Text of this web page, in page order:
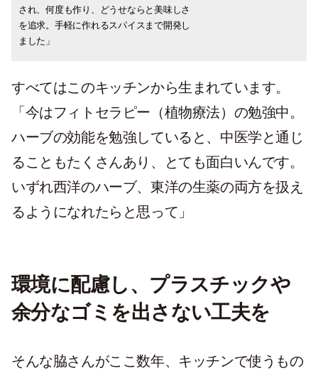
され、何度も作り、どうせならと美味しさ
を追求。手軽に作れるスパイスまで開発し
ました」
BLEND No.2、丸鶏用のNo.1、血の巡りを
よくする〝当帰〟が加わったNo.2plus。
実、ニンニク、ナツメ、クコの実などのス
パイスが入る。身体が芯から温まり、病後
にも最適。
すべてはこのキッチンから生まれています。
「今はフィトセラピー（植物療法）の勉強中。
ハーブの効能を勉強していると、中医学と通じ
ることもたくさんあり、とても面白いんです。
いずれ西洋のハーブ、東洋の生薬の両方を扱え
るようになれたらと思って」
環境に配慮し、プラスチックや
余分なゴミを出さない工夫を
そんな脇さんがここ数年、キッチンで使うもの